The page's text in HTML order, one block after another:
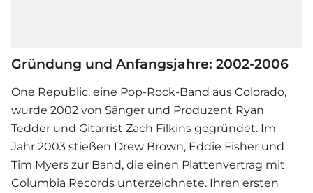
Gründung und Anfangsjahre: 2002-2006
One Republic, eine Pop-Rock-Band aus Colorado,
wurde 2002 von Sänger und Produzent Ryan
Tedder und Gitarrist Zach Filkins gegründet. Im
Jahr 2003 stießen Drew Brown, Eddie Fisher und
Tim Myers zur Band, die einen Plattenvertrag mit
Columbia Records unterzeichnete. Ihren ersten